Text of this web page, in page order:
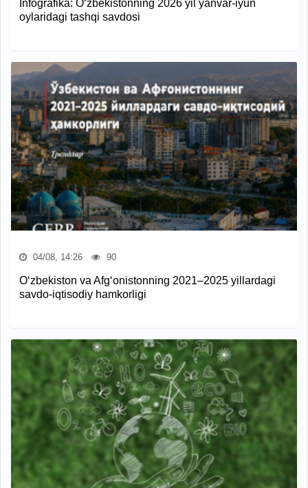
Infografika: O‘zbekistonning 2026 yil yanvar-iyun
oylaridagi tashqi savdosi
04/08, 14:26 90
O‘zbekiston va Afg‘onistonning 2021–2025 yillardagi
savdo-iqtisodiy hamkorligi